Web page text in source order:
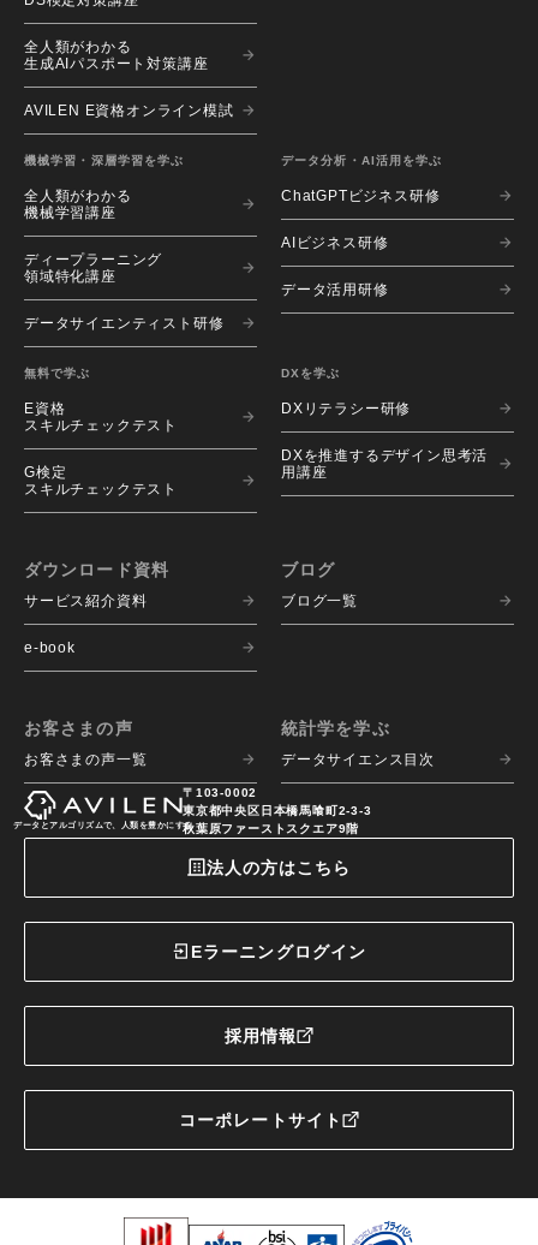
全人類がわかる
生成AIパスポート対策講座
AVILEN E資格オンライン模試
機械学習・深層学習を学ぶ
全人類がわかる
機械学習講座
ディープラーニング
領域特化講座
データサイエンティスト研修
データ分析・AI活用を学ぶ
ChatGPTビジネス研修
AIビジネス研修
データ活用研修
無料で学ぶ
E資格
スキルチェックテスト
G検定
スキルチェックテスト
DXを学ぶ
DXリテラシー研修
DXを推進するデザイン思考活
用講座
ダウンロード資料
サービス紹介資料
e-book
ブログ
ブログ一覧
お客さまの声
お客さまの声一覧
統計学を学ぶ
データサイエンス目次
データとアルゴリズムで、人類を豊かにする
〒103-0002
東京都中央区日本橋馬喰町2-3-3
秋葉原ファーストスクエア9階
法人の方はこちら
Eラーニングログイン
採用情報
コーポレートサイト